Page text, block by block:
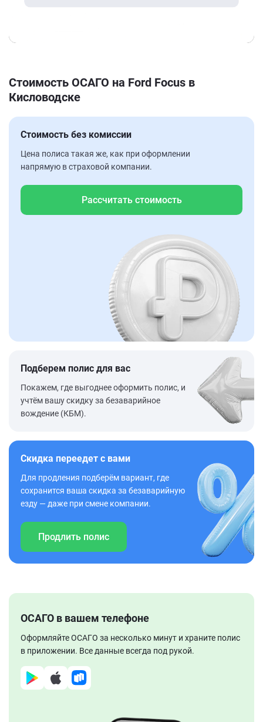
Стоимость ОСАГО на Ford Focus в
Кисловодске
Стоимость без комиссии
Цена полиса такая же, как при оформлении
напрямую в страховой компании.
Рассчитать стоимость
Подберем полис для вас
Покажем, где выгоднее оформить полис, и
учтём вашу скидку за безаварийное
вождение (КБМ).
Скидка переедет с вами
Для продления подберём вариант, где
сохранится ваша скидка за безаварийную
езду — даже при смене компании.
Продлить полис
ОСАГО в вашем телефоне
Оформляйте ОСАГО за несколько минут и храните полис
в приложении. Все данные всегда под рукой.